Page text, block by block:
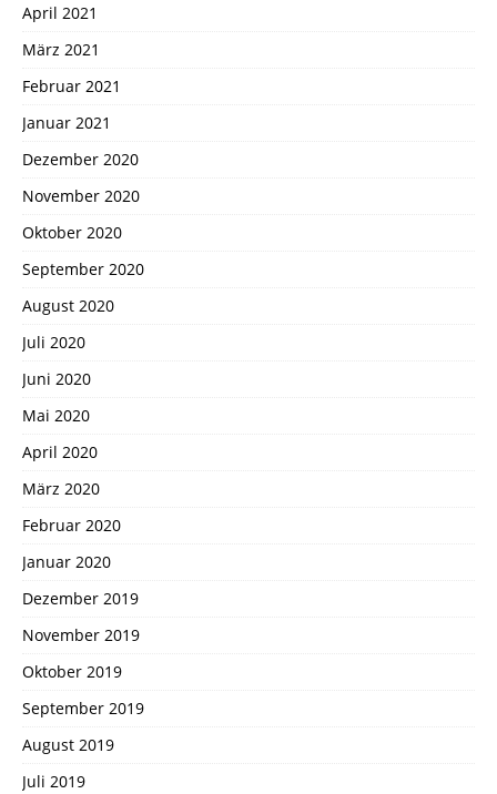
April 2021
März 2021
Februar 2021
Januar 2021
Dezember 2020
November 2020
Oktober 2020
September 2020
August 2020
Juli 2020
Juni 2020
Mai 2020
April 2020
März 2020
Februar 2020
Januar 2020
Dezember 2019
November 2019
Oktober 2019
September 2019
August 2019
Juli 2019